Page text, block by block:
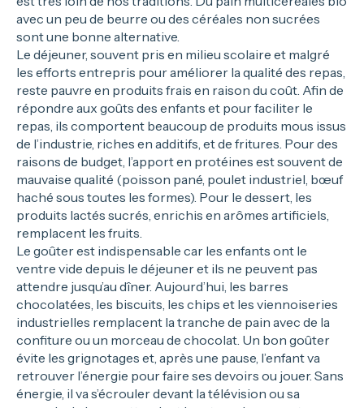
avec un peu de beurre ou des céréales non sucrées
sont une bonne alternative.
Le déjeuner, souvent pris en milieu scolaire et malgré
les efforts entrepris pour améliorer la qualité des repas,
reste pauvre en produits frais en raison du coût. Afin de
répondre aux goûts des enfants et pour faciliter le
repas, ils comportent beaucoup de produits mous issus
de l’industrie, riches en additifs, et de fritures. Pour des
raisons de budget, l’apport en protéines est souvent de
mauvaise qualité (poisson pané, poulet industriel, bœuf
haché sous toutes les formes). Pour le dessert, les
produits lactés sucrés, enrichis en arômes artificiels,
remplacent les fruits.
Le goûter est indispensable car les enfants ont le
ventre vide depuis le déjeuner et ils ne peuvent pas
attendre jusqu’au dîner. Aujourd’hui, les barres
chocolatées, les biscuits, les chips et les viennoiseries
industrielles remplacent la tranche de pain avec de la
confiture ou un morceau de chocolat. Un bon goûter
évite les grignotages et, après une pause, l’enfant va
retrouver l’énergie pour faire ses devoirs ou jouer. Sans
énergie, il va s’écrouler devant la télévision ou sa